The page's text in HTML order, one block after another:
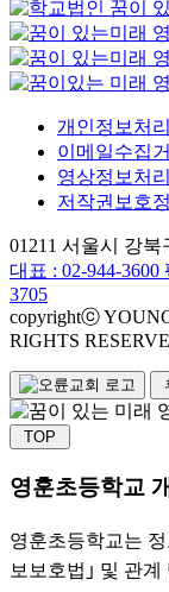
개인정보처
이메일수집
영상정보처
저작권보호
01211 서울시 강
대표 : 02-944-3600
3705
copyrightⓒ
RIGHTS
TOP
영훈초등학교
영훈초등학교는
보보호법｣ 및 관